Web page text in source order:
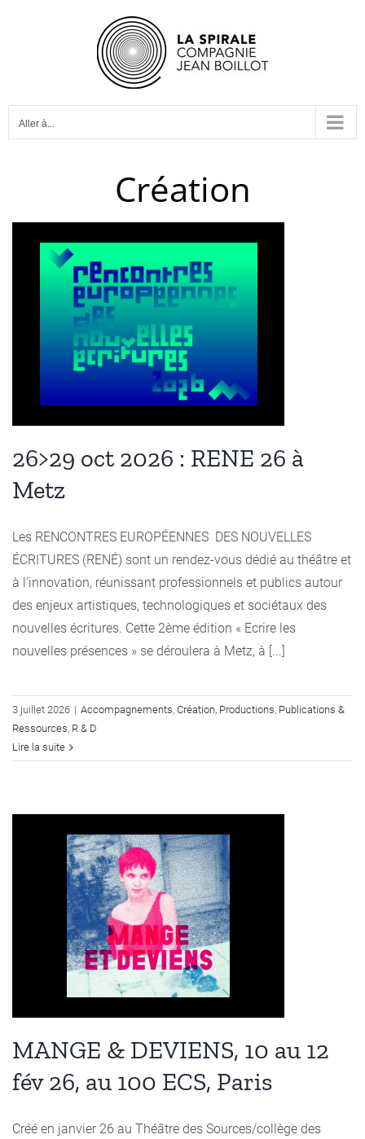
Aller à...
Création
26>29 oct 2026 : RENE 26 à
Metz
Les RENCONTRES EUROPÉENNES DES NOUVELLES
ÉCRITURES (RENÉ) sont un rendez-vous dédié au théâtre et
à l’innovation, réunissant professionnels et publics autour
des enjeux artistiques, technologiques et sociétaux des
nouvelles écritures. Cette 2ème édition « Ecrire les
nouvelles présences » se déroulera à Metz, à [...]
3 juillet 2026 | Accompagnements, Création, Productions, Publications &
Ressources, R & D
Lire la suite
MANGE & DEVIENS, 10 au 12
fév 26, au 100 ECS, Paris
Créé en janvier 26 au Théâtre des Sources/collège des